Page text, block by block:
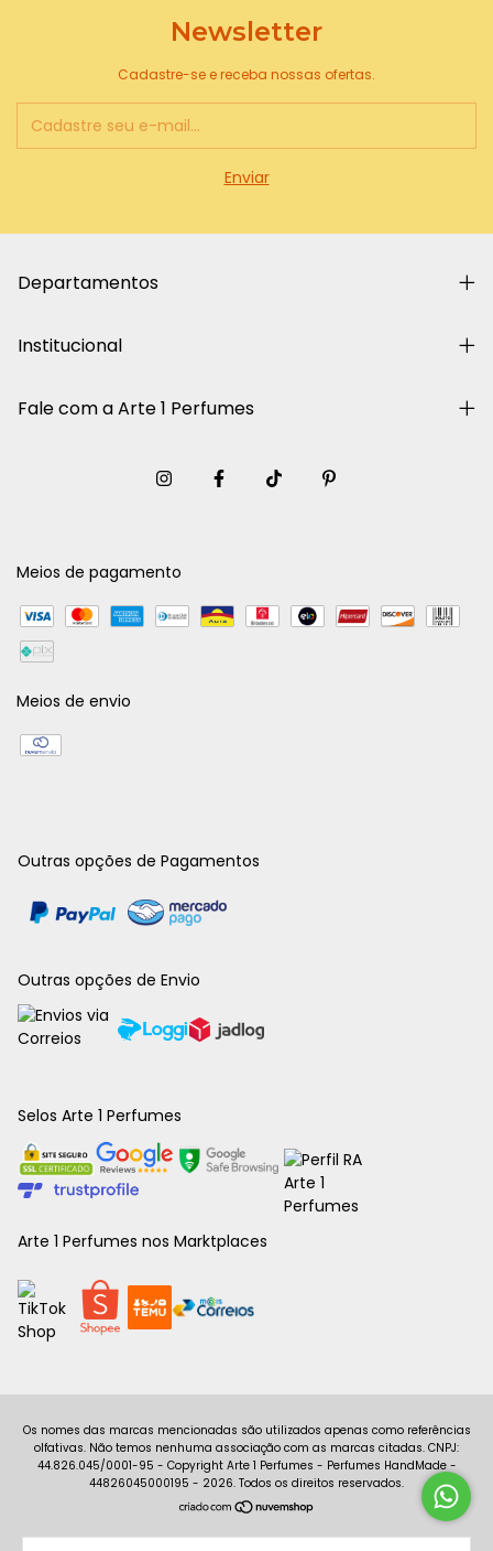
Newsletter
Cadastre-se e receba nossas ofertas.
Departamentos
Institucional
Fale com a Arte 1 Perfumes
Meios de pagamento
Meios de envio
Outras opções de Pagamentos
Outras opções de Envio
Selos Arte 1 Perfumes
Arte 1 Perfumes nos Marktplaces
Copyright Arte 1 Perfumes - Perfumes HandMade -
44826045000195 - 2026. Todos os direitos reservados.